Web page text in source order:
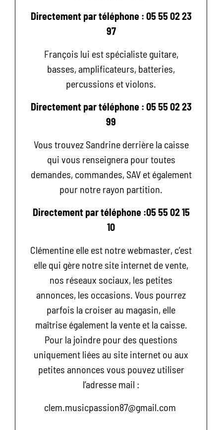
Directement par téléphone : 05 55 02 23
97
François lui est spécialiste guitare,
basses, amplificateurs, batteries,
percussions et violons.
Directement par téléphone : 05 55 02 23
99
Vous trouvez Sandrine derrière la caisse
qui vous renseignera pour toutes
demandes, commandes, SAV et également
pour notre rayon partition.
Directement par téléphone :05 55 02 15
10
Clémentine elle est notre webmaster, c’est
elle qui gère notre site internet de vente,
nos réseaux sociaux, les petites
annonces, les occasions. Vous pourrez
parfois la croiser au magasin, elle
maîtrise également la vente et la caisse.
Pour la joindre pour des questions
uniquement liées au site internet ou aux
petites annonces vous pouvez utiliser
l’adresse mail :
clem.musicpassion87@gmail.com